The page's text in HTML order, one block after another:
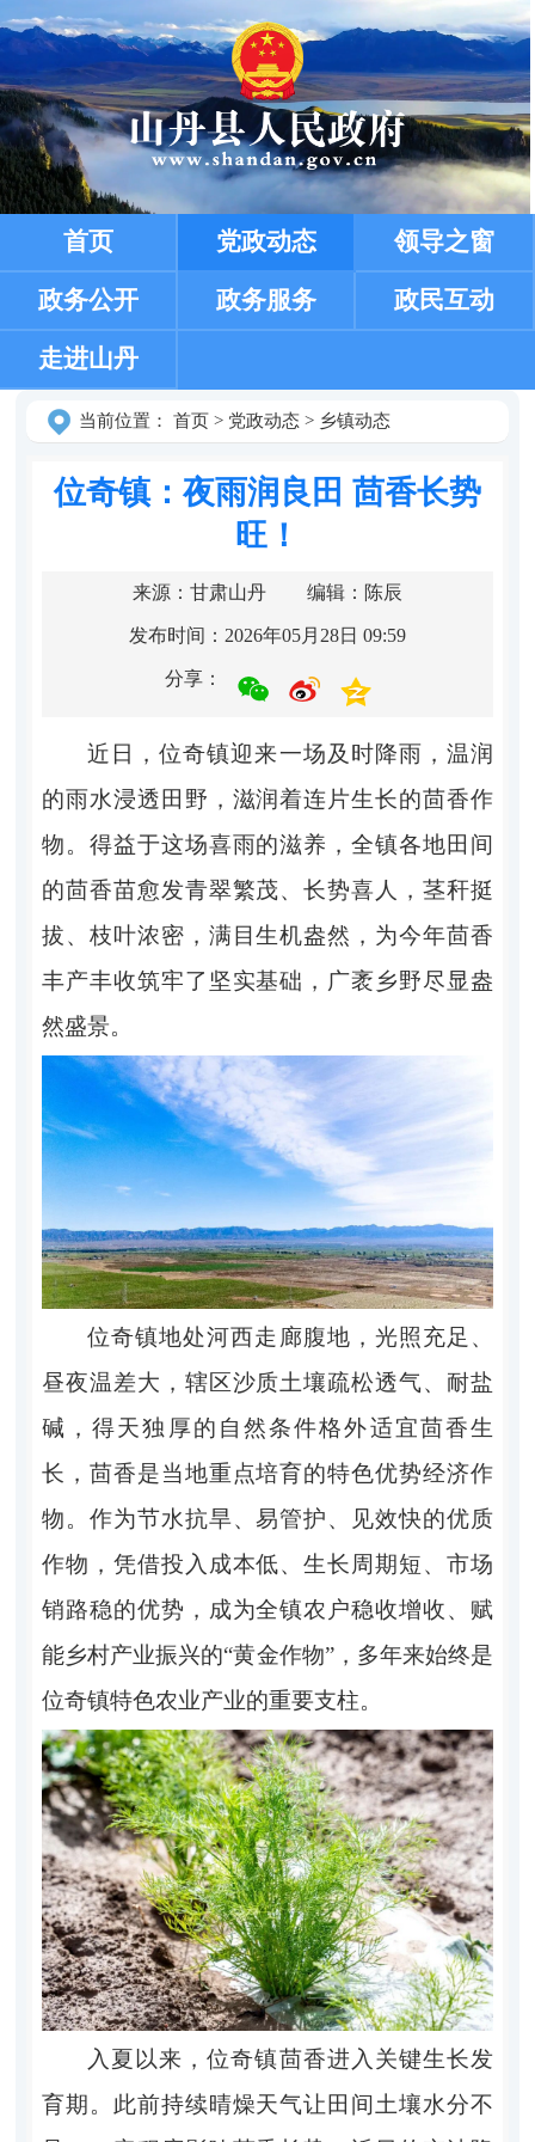
首页 党政动态 领导之窗
政务公开 政务服务 政民互动
走进山丹
当前位置： 首页> 党政动态> 乡镇动态
位奇镇：夜雨润良田 茴香长势
旺！
来源：甘肃山丹 编辑：陈辰
发布时间：2026年05月28日 09:59
分享：
近日，位奇镇迎来一场及时降雨，温润
的雨水浸透田野，滋润着连片生长的茴香作
物。得益于这场喜雨的滋养，全镇各地田间
的茴香苗愈发青翠繁茂、长势喜人，茎秆挺
拔、枝叶浓密，满目生机盎然，为今年茴香
丰产丰收筑牢了坚实基础，广袤乡野尽显盎
然盛景。
位奇镇地处河西走廊腹地，光照充足、
昼夜温差大，辖区沙质土壤疏松透气、耐盐
碱，得天独厚的自然条件格外适宜茴香生
长，茴香是当地重点培育的特色优势经济作
物。作为节水抗旱、易管护、见效快的优质
作物，凭借投入成本低、生长周期短、市场
销路稳的优势，成为全镇农户稳收增收、赋
能乡村产业振兴的“黄金作物”，多年来始终是
位奇镇特色农业产业的重要支柱。
入夏以来，位奇镇茴香进入关键生长发
育期。此前持续晴燥天气让田间土壤水分不